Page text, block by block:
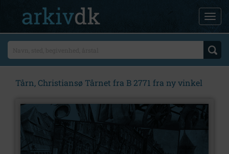
Tårn, Christiansø Tårnet fra B 2771 fra ny vinkel